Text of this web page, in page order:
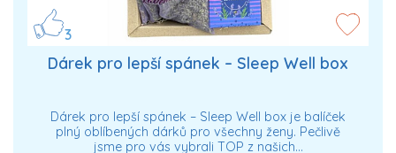
3
Dárek pro lepší spánek – Sleep Well box
Dárek pro lepší spánek – Sleep Well box je balíček
plný oblíbených dárků pro všechny ženy. Pečlivě
jsme pro vás vybrali TOP z našich…